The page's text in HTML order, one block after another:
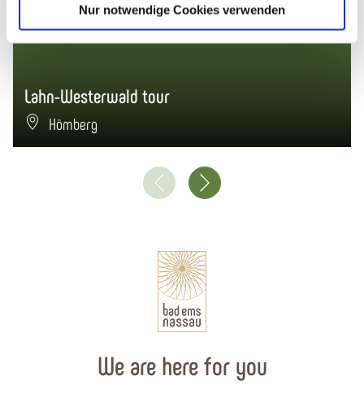
Nur notwendige Cookies verwenden
Lahn-Westerwald tour
Hömberg
We are here for you